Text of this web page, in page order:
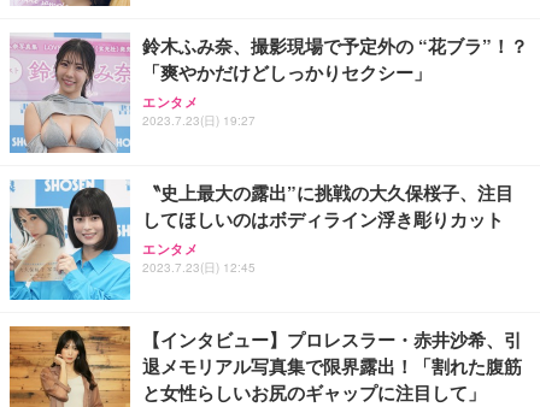
務用 おしゃれ パソコンチェア (ブラック)
Sezlife オフィスチェア デスクチェア 疲れない テレ
ワーク チェア 強化バックレスト 30度ロッキング機
能 人間工学 椅子 腰サポート 90度跳ね上げ式アーム
務用 おしゃれ パソコンチェア (ホワイト)
ANDWINT オフィスチェア デスクチェア 肘なし メ
ッシュ 通気性 ランバーサポート付き 腰サポート ガ
ス圧無段階昇降 360度回転 キャスター付き コンパク
【整備済み品】Dell E2724HS 27インチ 液晶モニタ
ー フルHD（1920×1080）VA 非光沢 HDMI/DisplayP
ort/VGA スピーカー内蔵 高さ調整 スイベル VESA対
【MiniLED/24.5inch/280Hz/FHD】GRAPHT THE S
HOOTER Gaming Monitor 24” Essential ゲーミン
グモニター QD 24.5インチ 1ms FHD 量子ドット 残
Smart Basic(スマートベーシック) 【Amazon.co.jp
限定】 Smart Basic アイリスオーヤマ ペットシーツ
超厚型 お徳用 ワイド 100枚入 (x 1) (ケース販売)
アイリスオーヤマ ペットシーツ 超厚型 お徳用 レギ
ュラー 200枚入【Amazon.co.jp限定】
鈴木ふみ奈、撮影現場で予定外の “花ブラ”！？
「爽やかだけどしっかりセクシー」
エンタメ
2023.7.23(日) 19:27
〝史上最大の露出”に挑戦の大久保桜子、注目
してほしいのはボディライン浮き彫りカット
エンタメ
2023.7.23(日) 12:45
【インタビュー】プロレスラー・赤井沙希、引
退メモリアル写真集で限界露出！「割れた腹筋
と女性らしいお尻のギャップに注目して」